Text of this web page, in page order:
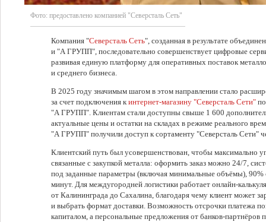
Фото: предоставлено компанией "Северсталь Сеть"
Компания "Северсталь Сеть", созданная в результате
и "А ГРУПП", последовательно совершенствует цифровые
развивая единую платформу для оперативных поставок
и среднего бизнеса.
В 2025 году значимым шагом в этом направлении стало
за счет подключения кинтернет-магазину "Северсталь Сети"
"А ГРУПП". Клиентам стали доступны свыше 1 600
актуальные цены и остатки на складах в режиме реального
"А ГРУПП" получили доступ к сортаменту "Северсталь Сети"
Клиентский путь был усовершенствован, чтобы максимально
связанные с закупкой металла: оформить заказ можно 24/7,
под заданные параметры (включая минимальные объёмы), 90%
минут. Для междугородней логистики работает онлайн-
от Калининграда до Сахалина, благодаря чему клиент может
и выбрать формат доставки. Возможность отсрочки платежа
капиталом, а персональные предложения от банков-партнёров